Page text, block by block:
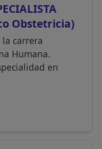
Obstetricia)
carrera
Humana.
en